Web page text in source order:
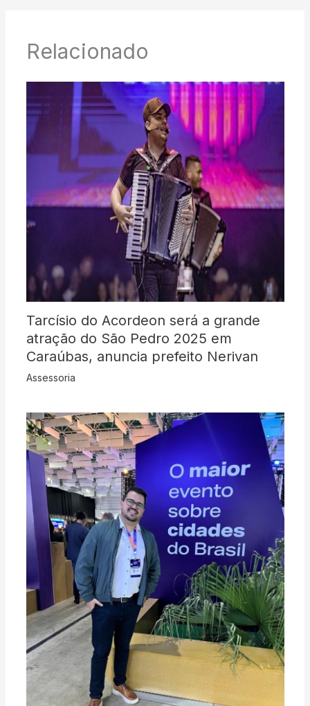
Relacionado
Tarcísio do Acordeon será a grande
atração do São Pedro 2025 em
Caraúbas, anuncia prefeito Nerivan
Assessoria